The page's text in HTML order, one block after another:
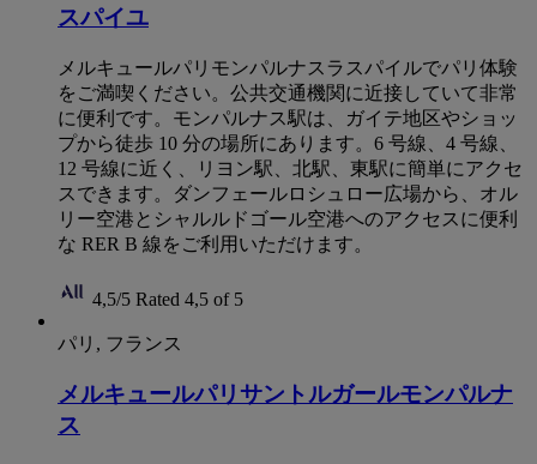
スパイユ
メルキュールパリモンパルナスラスパイルでパリ体験
をご満喫ください。公共交通機関に近接していて非常
に便利です。モンパルナス駅は、ガイテ地区やショッ
プから徒歩 10 分の場所にあります。6 号線、4 号線、
12 号線に近く、リヨン駅、北駅、東駅に簡単にアクセ
スできます。ダンフェールロシュロー広場から、オル
リー空港とシャルルドゴール空港へのアクセスに便利
な RER B 線をご利用いただけます。
4,5/5 Rated 4,5 of 5
パリ, フランス
メルキュールパリサントルガールモンパルナ
ス